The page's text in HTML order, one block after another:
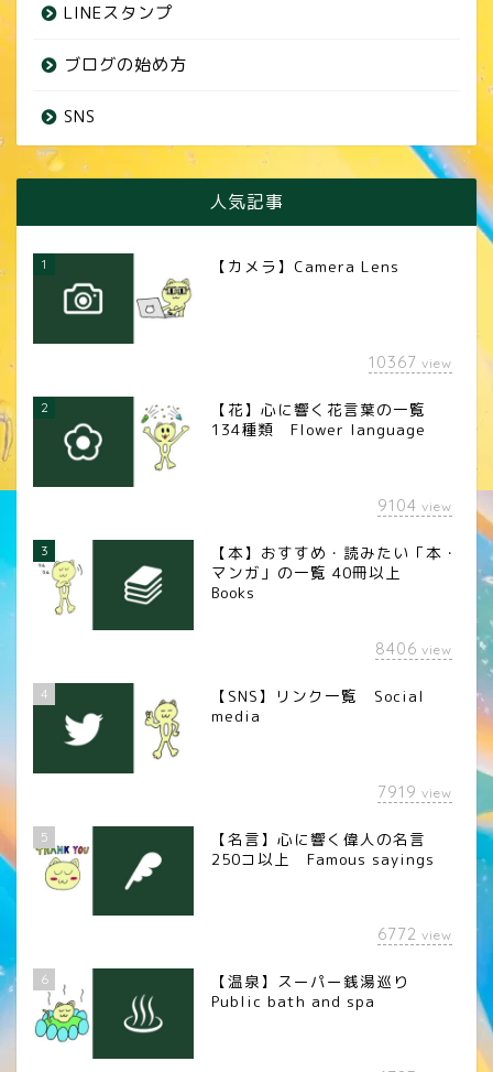
LINEスタンプ
ブログの始め方
SNS
人気記事
1 【カメラ】Camera Lens
10367 view
2
【花】心に響く花言葉の一覧
134種類 Flower language
9104 view
3
【本】おすすめ・読みたい「本・
マンガ」の一覧 40冊以上
Books
8406 view
4
【SNS】リンク一覧 Social
media
7919 view
5
【名言】心に響く偉人の名言
250コ以上 Famous sayings
6772 view
6
【温泉】スーパー銭湯巡り
Public bath and spa